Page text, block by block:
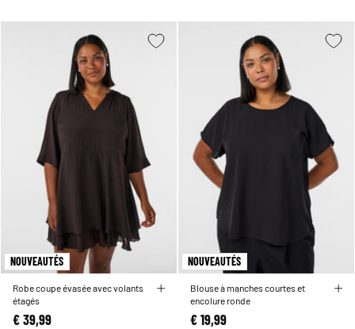
NOUVEAUTÉS
Robe coupe évasée avec volants
étagés
€ 39,99
NOUVEAUTÉS
Blouse à manches courtes et
encolure ronde
€ 19,99